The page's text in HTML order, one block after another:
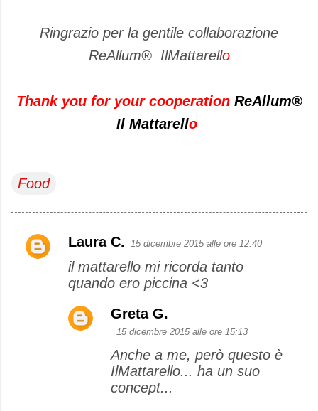
Ringrazio per la gentile collaborazione
ReAllum® IlMattarello
Thank you for your cooperation ReAllum®
Il Mattarello
Food
C
Laura C. 15 dicembre 2015 alle ore 12:40
il mattarello mi ricorda tanto
quando ero piccina <3
Greta G.
15 dicembre 2015 alle ore 15:13
Anche a me, però questo è
IlMattarello... ha un suo
concept...